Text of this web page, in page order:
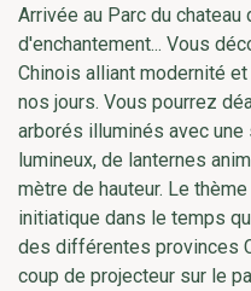
Arrivée au Parc du chateau
d'enchantement... Vous
Chinois alliant modernité
nos jours. Vous pourrez
arborés illuminés avec
lumineux, de lanternes
mètre de hauteur. Le
initiatique dans le temps
des différentes provinces
coup de projecteur sur le